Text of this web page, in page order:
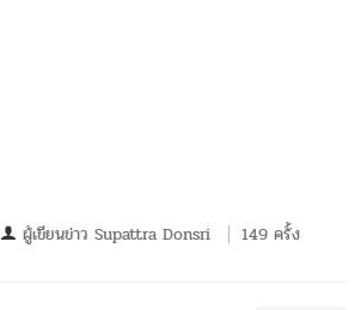
ผู้เขียนข่าว Supattra Donsri 149 ครั้ง